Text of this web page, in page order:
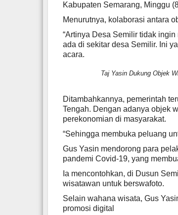
Kabupaten Semarang, Minggu
Menurutnya, kolaborasi antara
“Artinya Desa Semilir tidak
ada di sekitar desa Semilir. Ini
acara.
Taj Yasin Dukung Objek
Ditambahkannya, pemerintah
Tengah. Dengan adanya objek
perekonomian di masyarakat.
“Sehingga membuka peluang
Gus Yasin mendorong para
pandemi Covid-19, yang
Ia mencontohkan, di Dusun
wisatawan untuk berswafoto.
Selain wahana wisata, Gus
promosi digital